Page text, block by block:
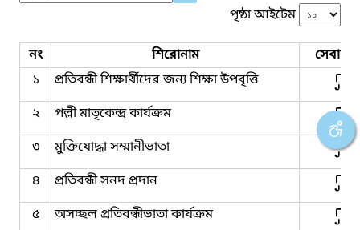
পৃষ্ঠা আইটেম
নং শিরোনাম
সেবার
১
প্রতিবন্ধী শিক্ষার্থীদের জন্য শিক্ষা উপবৃত্তি
২
পল্লী মাতৃকেন্দ্র কার্যক্রম
৩
মুক্তিযোদ্ধা সম্মানীভাতা
৪
প্রতিবন্ধী সনদ প্রদান
৫
অসচ্ছল প্রতিবন্ধীভাতা কার্যক্রম